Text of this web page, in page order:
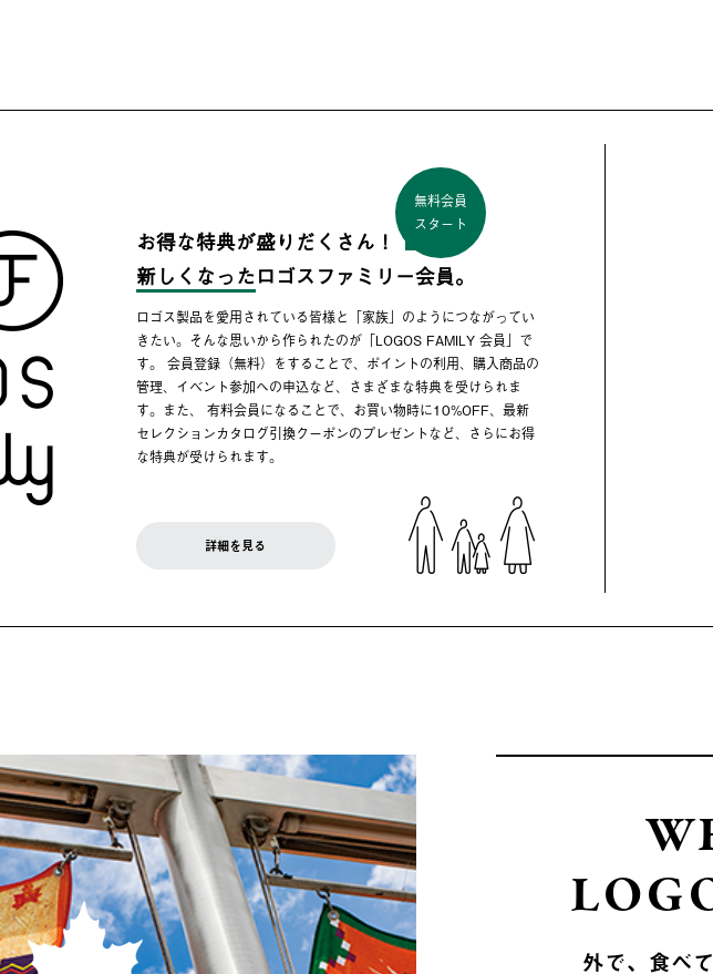
お得な特典が盛りだくさん！
無料会員
スタート
新しくなったロゴスファミリー会員。
ロゴス製品を愛用されている皆様と「家族」のようにつながってい
きたい。そんな思いから作られたのが「LOGOS FAMILY 会員」で
す。 会員登録（無料）をすることで、ポイントの利用、購入商品の
管理、イベント参加への申込など、さまざまな特典を受けられま
す。また、 有料会員になることで、お買い物時に10%OFF、最新
セレクションカタログ引換クーポンのプレゼントなど、さらにお得
な特典が受けられます。
詳細を見る
外で、食べ